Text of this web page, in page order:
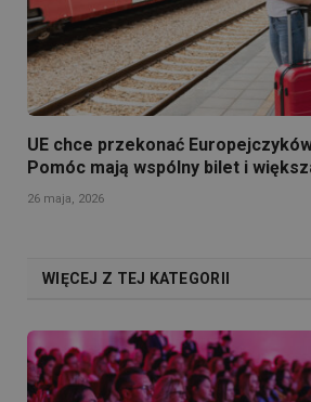
UE chce przekonać
Pomóc mają wspólny bilet i
26 maja, 2026
WIĘCEJ Z TEJ KATEGORII